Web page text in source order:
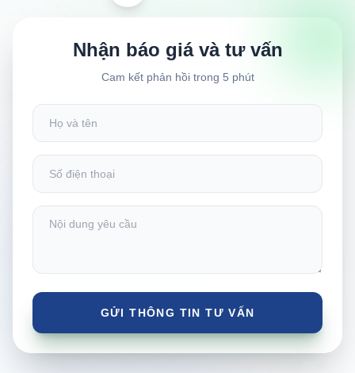
Nhận báo giá và tư vấn
Cam kết phản hồi trong 5 phút